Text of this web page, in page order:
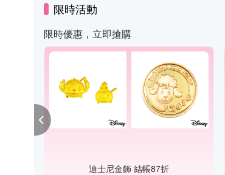
限時活動
限時優惠，立即搶購
迪士尼金飾 結帳87折